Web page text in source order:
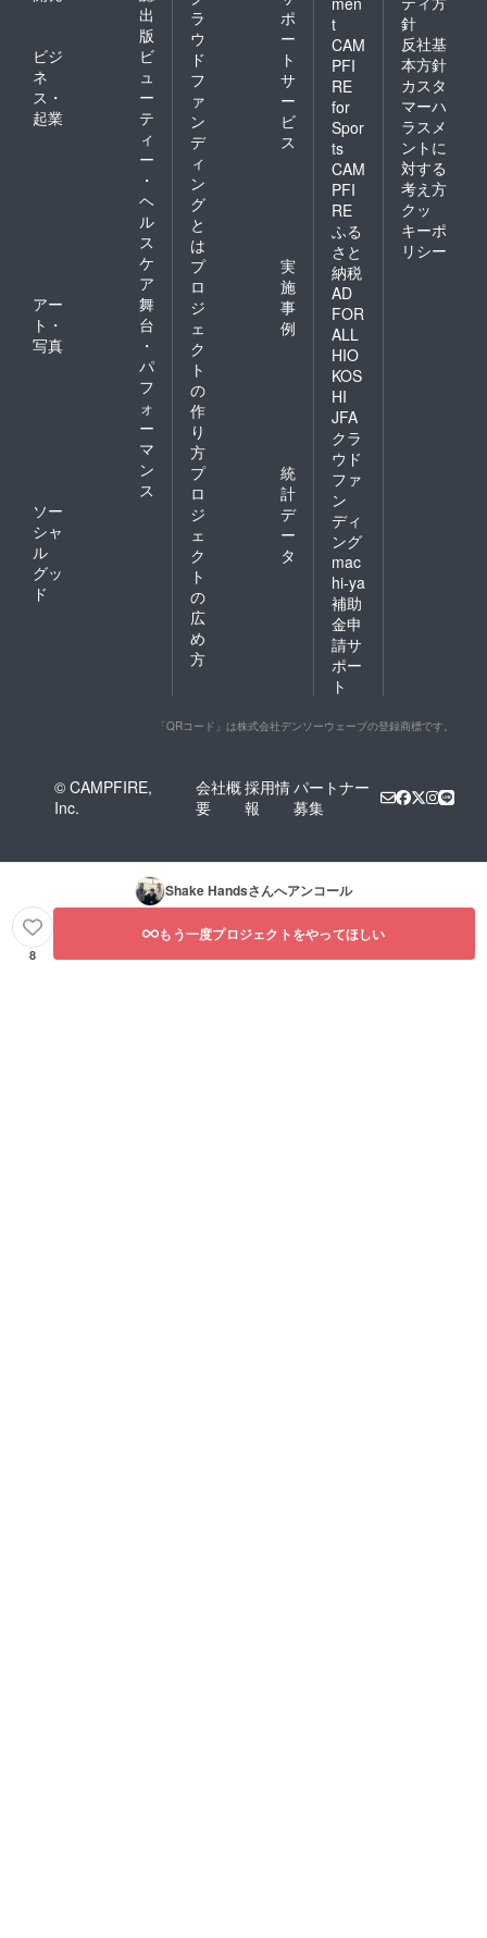
出
版
ビジ
ネ
ス・
起業
ビ
ュ
ー
テ
ィ
ー
・
ヘ
ル
ス
ケ
ア
アー
ト・
写真
舞
台
・
パ
フ
ォ
ー
マ
ン
ス
ソー
シャ
ル
グッ
ド
ラ
ウ
ド
フ
ァ
ン
デ
ィ
ン
グ
と
は
ポ
ー
ト
サ
ー
ビ
ス
プ
ロ
ジ
ェ
ク
ト
の
作
り
方
実
施
事
例
プ
ロ
ジ
ェ
ク
ト
の
広
め
方
統
計
デ
ー
タ
t
CAM
PFI
RE
for
Spor
ts
CAM
PFI
RE
ふる
さと
納税
AD
FOR
ALL
HIO
KOS
HI
JFA
クラ
ウド
ファ
ン
ディ
ング
mac
hi-ya
補助
金申
請サ
ポー
ト
針
反社基
本方針
カスタ
マーハ
ラスメ
ントに
対する
考え方
クッ
キーポ
リシー
「QRコード」は株式会社デンソーウェーブの登録商標です。
© CAMPFIRE,
Inc.
会社概
要
採用情
報
パートナー
募集
Shake Handsさんへアンコール
8
もう一度プロジェクトをやってほしい